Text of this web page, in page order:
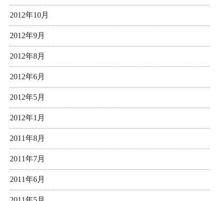
2012年10月
2012年9月
2012年8月
2012年6月
2012年5月
2012年1月
2011年8月
2011年7月
2011年6月